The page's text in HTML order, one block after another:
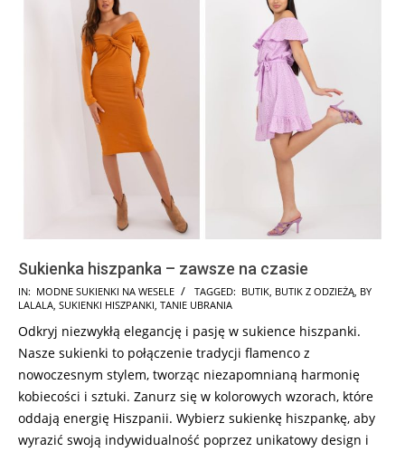
Sukienka hiszpanka – zawsze na czasie
2024-
01-
18
IN: MODNE SUKIENKI NA WESELE TAGGED: BUTIK, BUTIK Z ODZIEŻĄ, BY
LALALA, SUKIENKI HISZPANKI, TANIE UBRANIA
Odkryj niezwykłą elegancję i pasję w sukience hiszpanki.
Nasze sukienki to połączenie tradycji flamenco z
nowoczesnym stylem, tworząc niezapomnianą harmonię
kobiecości i sztuki. Zanurz się w kolorowych wzorach, które
oddają energię Hiszpanii. Wybierz sukienkę hiszpankę, aby
wyrazić swoją indywidualność poprzez unikatowy design i